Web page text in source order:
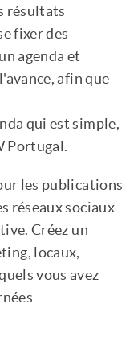
résultats
fixer des
agenda et
afin que
qui est simple,
Portugal.
les publications
réseaux sociaux
Créez un
locaux,
vous avez